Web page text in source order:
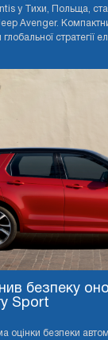
у Тихи, Польща,
Avenger.
стратегії
безпеку
Sport
оцінки безпеки